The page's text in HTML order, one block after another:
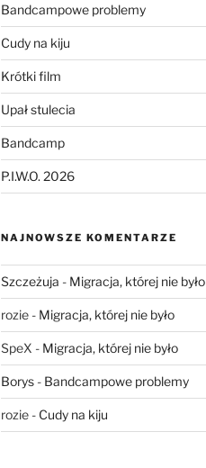
Bandcampowe problemy
Cudy na kiju
Krótki film
Upał stulecia
Bandcamp
P.I.W.O. 2026
NAJNOWSZE KOMENTARZE
Szczeżuja - Migracja, której nie było
rozie- Migracja, której nie było
SpeX - Migracja, której nie było
Borys- Bandcampowe problemy
rozie- Cudy na kiju